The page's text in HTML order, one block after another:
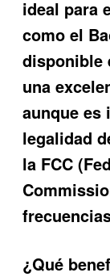
ideal para
como el
disponible
una
aunque es
legalidad
la FCC
¿Qué